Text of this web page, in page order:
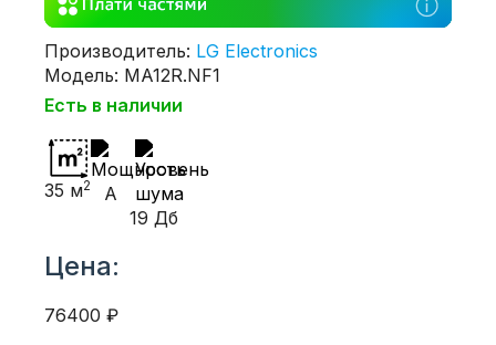
Производитель: LG Electronics
Модель: MA12R.NF1
Есть в наличии
35 м2
A
19 Дб
Цена:
76400 ₽